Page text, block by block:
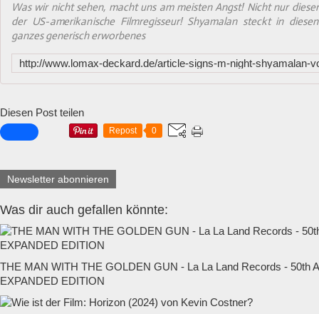
Was wir nicht sehen, macht uns am meisten Angst! Nicht nur
der US-amerikanische Filmregisseur! Shyamalan steckt in
ganzes generisch erworbenes
Diesen Post teilen
Repost 0
Newsletter abonnieren
Was dir auch gefallen könnte:
THE MAN WITH THE GOLDEN GUN - La La Land Records - 50th
EXPANDED EDITION